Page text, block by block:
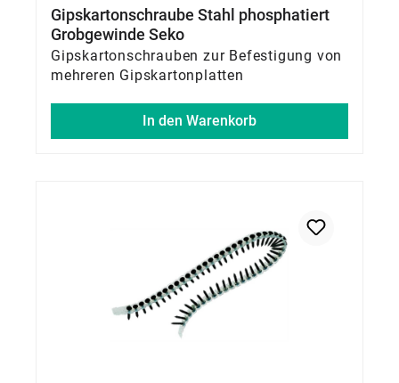
Gipskartonschraube Stahl phosphatiert
Grobgewinde Seko
Gipskartonschrauben zur Befestigung von
mehreren Gipskartonplatten
In den Warenkorb